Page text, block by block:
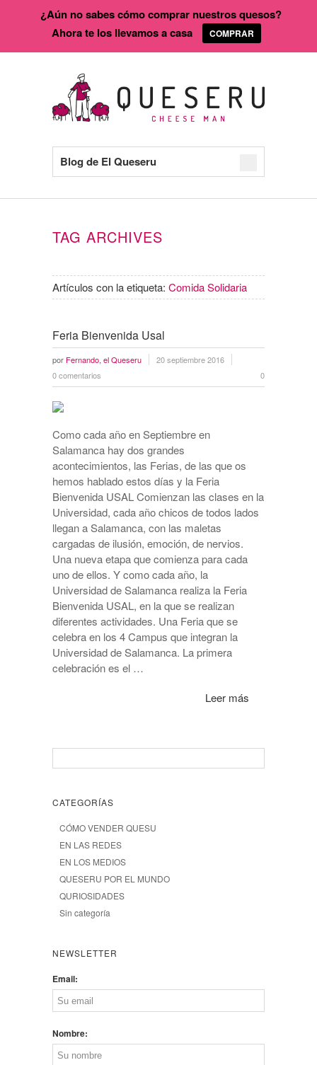
Blog de El Queseru
TAG ARCHIVES
Artículos con la etiqueta: Comida Solidaria
Feria Bienvenida Usal
por Fernando, el Queseru
20 septiembre 2016
0 comentarios
0
Como cada año en Septiembre en
Salamanca hay dos grandes
acontecimientos, las Ferias, de las que os
hemos hablado estos días y la Feria
Bienvenida USAL Comienzan las clases en la
Universidad, cada año chicos de todos lados
llegan a Salamanca, con las maletas
cargadas de ilusión, emoción, de nervios.
Una nueva etapa que comienza para cada
uno de ellos. Y como cada año, la
Universidad de Salamanca realiza la Feria
Bienvenida USAL, en la que se realizan
diferentes actividades. Una Feria que se
celebra en los 4 Campus que integran la
Universidad de Salamanca. La primera
celebración es el …
Leer más
CATEGORÍAS
CÓMO VENDER QUESU
EN LAS REDES
EN LOS MEDIOS
QUESERU POR EL MUNDO
QURIOSIDADES
Sin categoría
NEWSLETTER
Email:
Nombre:
¿Aún no sabes cómo comprar nuestros quesos?
Ahora te los llevamos a casa
COMPRAR